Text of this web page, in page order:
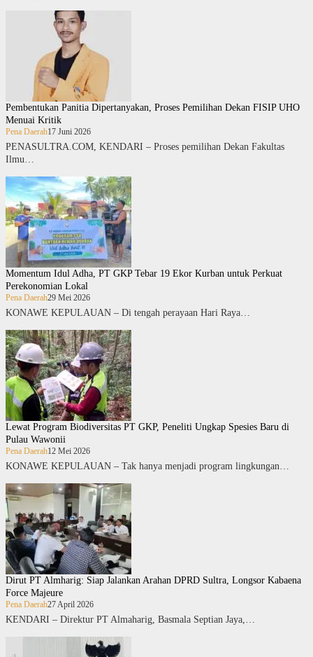
Pembentukan Panitia Dipertanyakan, Proses Pemilihan Dekan FISIP UHO
Menuai Kritik
Pena Daerah17 Juni 2026
PENASULTRA.COM, KENDARI – Proses pemilihan Dekan Fakultas
Ilmu…
Momentum Idul Adha, PT GKP Tebar 19 Ekor Kurban untuk Perkuat
Perekonomian Lokal
Pena Daerah29 Mei 2026
KONAWE KEPULAUAN – Di tengah perayaan Hari Raya…
Lewat Program Biodiversitas PT GKP, Peneliti Ungkap Spesies Baru di
Pulau Wawonii
Pena Daerah12 Mei 2026
KONAWE KEPULAUAN – Tak hanya menjadi program lingkungan…
Dirut PT Almharig: Siap Jalankan Arahan DPRD Sultra, Longsor Kabaena
Force Majeure
Pena Daerah27 April 2026
KENDARI – Direktur PT Almaharig, Basmala Septian Jaya,…